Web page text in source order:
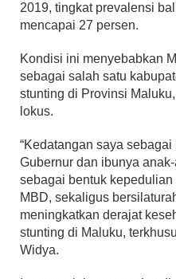
2019, tingkat prevalensi
mencapai 27 persen.
Kondisi ini menyebabkan
sebagai salah satu
stunting di Provinsi
lokus.
“Kedatangan saya
Gubernur dan ibunya
sebagai bentuk
MBD, sekaligus
meningkatkan derajat
stunting di Maluku,
Widya.